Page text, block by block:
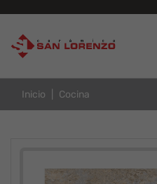
Inicio Cocina